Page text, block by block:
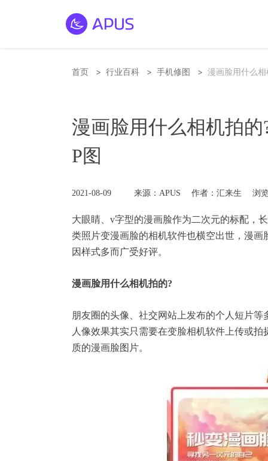
首页 > 行业百科 > 手机修图 > 漫画脸用什么
漫画脸用什么相机拍
P图
2021-08-09 来源：APUS 作者：汇来生 浏
大眼睛、v字型的漫画脸作为二次元的标配，
类照片变漫画脸的相机软件也横空出世，漫
因样式多而广受好评。
漫画脸用什么相机拍的?
朋友圈的头像、社交网站上发布的个人短片
人像效果其实只需要在变脸相机软件上传或
质的漫画脸图片。